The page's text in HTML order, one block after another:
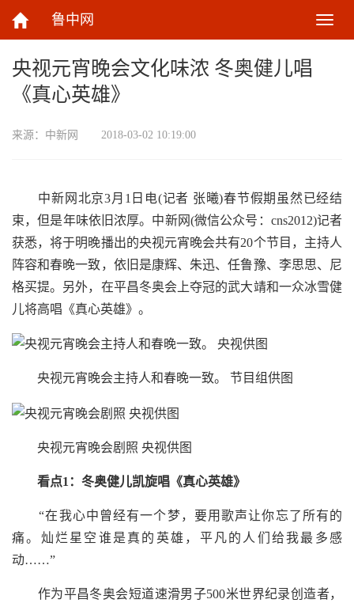
鲁中网
切
换
央视元宵晚会文化味浓 冬奥健儿唱
《真心英雄》
来源： 中新网 2018-03-02 10:19:00
中新网北京3月1日电(记者 张曦)春节假期虽然已经结
束，但是年味依旧浓厚。中新网(微信公众号：cns2012)记者
获悉，将于明晚播出的央视元宵晚会共有20个节目，主持人
阵容和春晚一致，依旧是康辉、朱迅、任鲁豫、李思思、尼
格买提。另外，在平昌冬奥会上夺冠的武大靖和一众冰雪健
儿将高唱《真心英雄》。
央视元宵晚会主持人和春晚一致。 节目组供图
央视元宵晚会剧照 央视供图
看点1：冬奥健儿凯旋唱《真心英雄》
“在我心中曾经有一个梦，要用歌声让你忘了所有的
痛。灿烂星空谁是真的英雄，平凡的人们给我最多感
动……”
作为平昌冬奥会短道速滑男子500米世界纪录创造者，